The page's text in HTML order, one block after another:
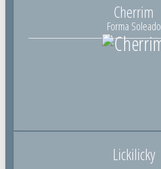
Cherrim
Forma Soleado
Lickilicky